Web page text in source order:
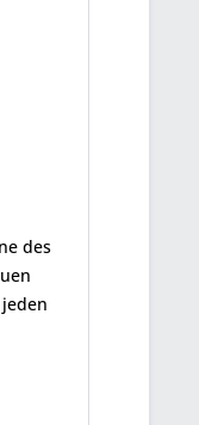
des